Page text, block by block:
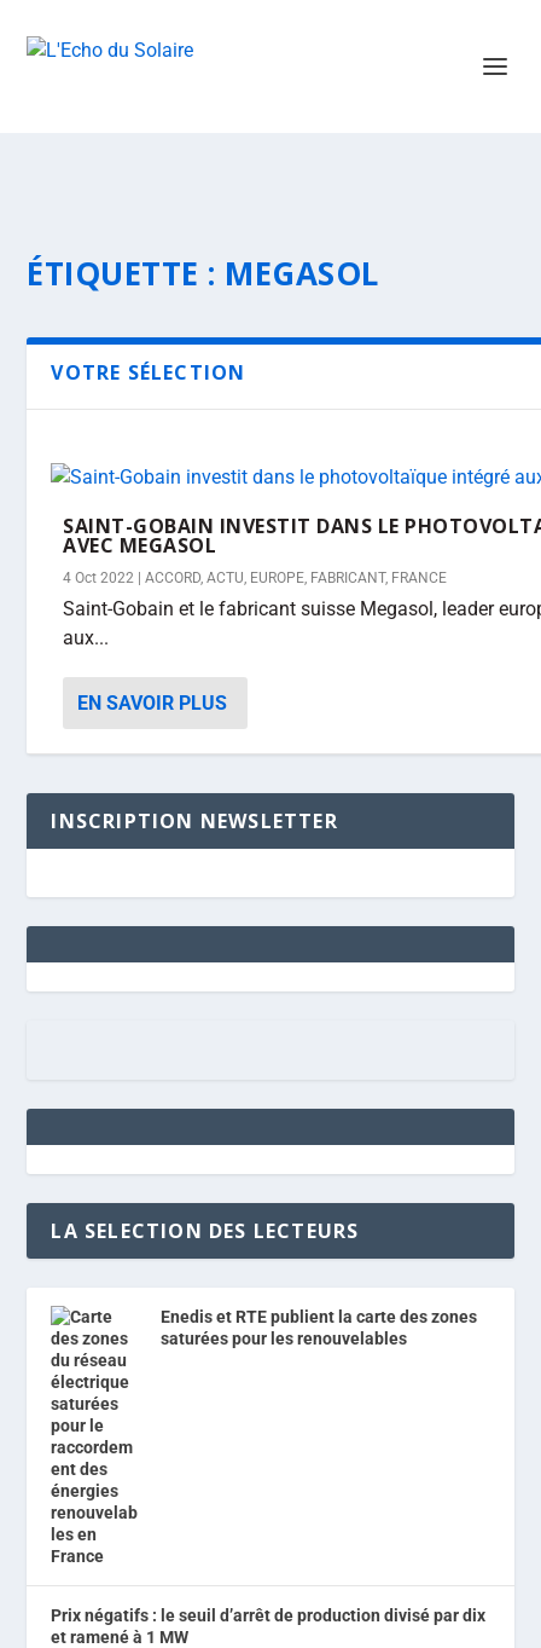
ÉTIQUETTE : MEGASOL
VOTRE SÉLECTION
SAINT-GOBAIN INVESTIT DANS LE
AVEC MEGASOL
4 Oct 2022 |ACCORD,ACTU, EUROPE, FABRICANT, FRANCE
Saint-Gobain et le fabricant suisse Megasol, leader
aux...
EN SAVOIR PLUS
INSCRIPTION NEWSLETTER
LA SELECTION DES LECTEURS
Enedis et RTE publient la carte des zones
saturées pour les renouvelables
Prix négatifs : le seuil d’arrêt de production divisé par dix
et ramené à 1 MW